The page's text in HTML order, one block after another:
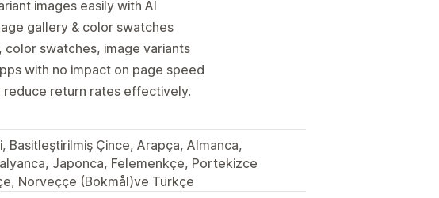
images easily with AI
gallery & color swatches
swatches, image variants
with no impact on page speed
return rates effectively.
Basitleştirilmiş Çince, Arapça, Almanca,
Japonca, Felemenkçe, Portekizce
Norveççe (Bokmål)ve Türkçe